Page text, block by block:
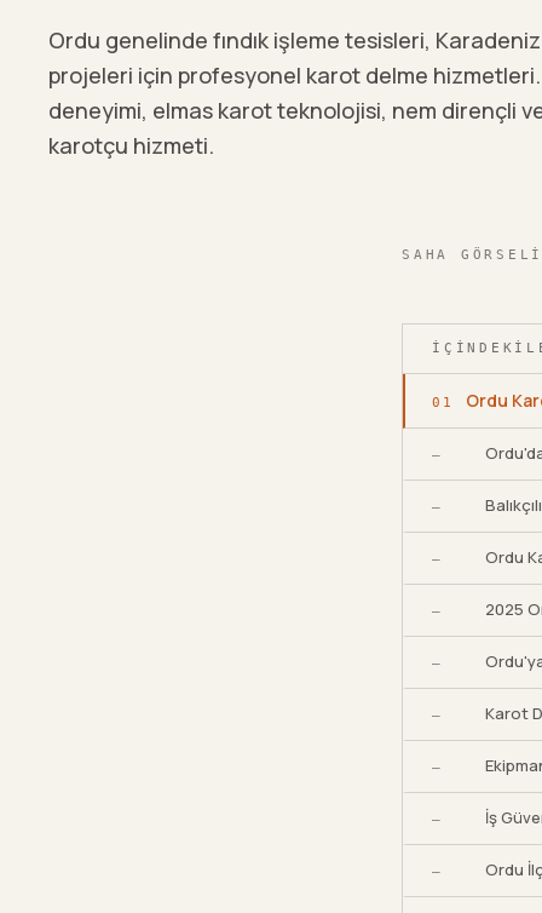
Ordu genelinde fındık işleme tesisleri,
projeleri için profesyonel karot delme hizmetleri.
deneyimi, elmas karot teknolojisi, nem dirençli
karotçu hizmeti.
SAHA GÖRSELI
01 Ordu
—
—
— Ordu
— 2025
—
— Karot
—
— İş
— Ordu